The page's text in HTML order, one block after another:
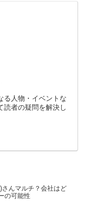
る人物・イベントな
読者の疑問を解決し
さんマルチ？会社はど
の可能性